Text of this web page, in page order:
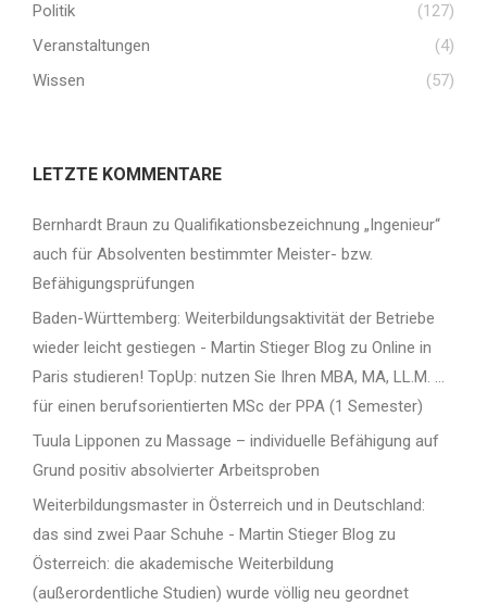
Politik
(127)
Veranstaltungen
(4)
Wissen
(57)
LETZTE KOMMENTARE
Bernhardt Braun zu Qualifikationsbezeichnung „Ingenieur“
auch für Absolventen bestimmter Meister- bzw.
Befähigungsprüfungen
Baden-Württemberg: Weiterbildungsaktivität der Betriebe
wieder leicht gestiegen - Martin Stieger Blog zu Online in
Paris studieren! TopUp: nutzen Sie Ihren MBA, MA, LL.M. …
für einen berufsorientierten MSc der PPA (1 Semester)
Tuula Lipponen zu Massage – individuelle Befähigung auf
Grund positiv absolvierter Arbeitsproben
Weiterbildungsmaster in Österreich und in Deutschland:
das sind zwei Paar Schuhe - Martin Stieger Blog zu
Österreich: die akademische Weiterbildung
(außerordentliche Studien) wurde völlig neu geordnet